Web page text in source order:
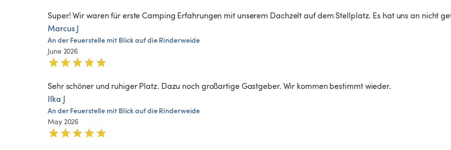
Super! Wir waren für erste Camping Erfahrungen mit unserem Dachzelt auf dem Stellplatz. Es hat uns an nicht
Marcus J
AnderFeuerstelle mit BlickaufdieRinderweide
June 2026
Sehr schöner und ruhiger Platz. Dazu noch großartige Gastgeber. Wir kommen bestimmt wieder.
Ilka J
AnderFeuerstelle mit BlickaufdieRinderweide
May 2026